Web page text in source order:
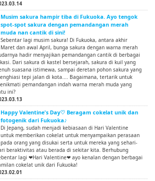
Musim sakura hampir tiba di Fukuoka. Ayo tengok
spot-spot sakura dengan pemandangan merah
muda nan cantik di sini!
Sebentar lagi musim sakura! Di Fukuoka, antara akhir
Maret dan awal April, bunga sakura dengan warna merah
hadir menyajikan pemandangan cantik di berbagai
Dari sakura di kastel bersejarah, sakura di kuil yang
suasana istimewa, sampai deretan pohon sakura yang
tepi jalan di kota.... Bagaimana, tertarik untuk
pemandangan indah warna merah muda yang
ini?
Happy Valentine's Day♡ Beragam cokelat unik dan
fotogenik dari Fukuoka♪
Di Jepang, sudah menjadi kebiasaan di Hari Valentine
untuk memberikan cokelat untuk menyampaikan perasaan
pada orang yang disukai serta untuk mereka yang sehari-
beraktivitas atau berada di sekitar kita. Berhubung
lagi ❤Hari Valentine❤ ayo kenalan dengan berbagai
cokelat unik dari Fukuoka!